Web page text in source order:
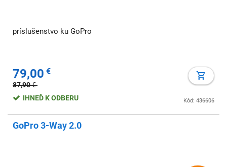
príslušenstvo ku GoPro
79,00 €
87,90€
Kód: 436606
IHNEĎ K ODBERU
GoPro 3-Way 2.0